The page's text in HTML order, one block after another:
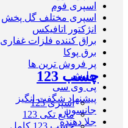
اسپری فوم
اسپری مختلف گل پخش
انژکتور اتافیکس
براق کننده فلزات غفاری
برق پوکا
پر فروش ترین ها
پولیش
پی وی سی
پیشنهاد شگفت انگیز
جانسون
جلا دهنده
چسب 123
اسپری 123
مایع تکی 123
چسب 123 کامل